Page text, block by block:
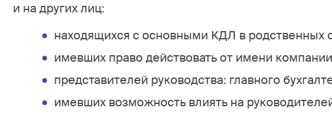
и на других лиц:
находящихся с основными КДЛ в
имевших право действовать от имени
представителей руководства: главного
имевших возможность влиять на